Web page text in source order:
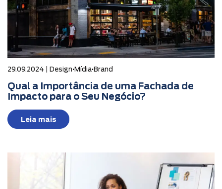
29.09.2024 | Design• Mídia• Brand
Qual a Importância de uma Fachada de
Impacto para o Seu Negócio?
Leia mais